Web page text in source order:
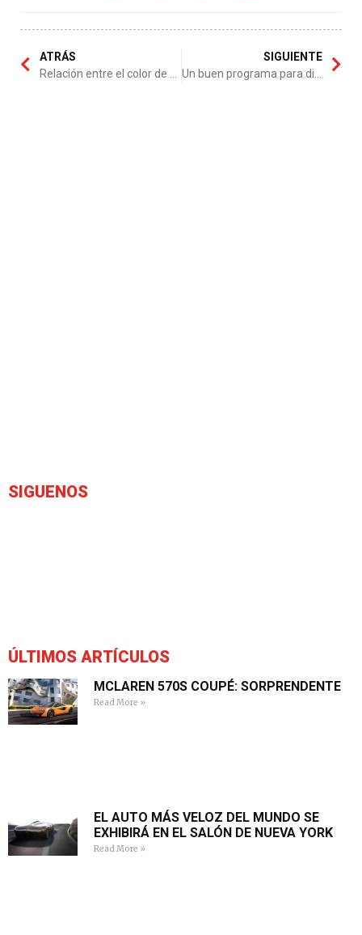
ATRÁS
SIGUIENTE
SIGUENOS
ÚLTIMOS ARTÍCULOS
MCLAREN 570S COUPÉ: SORPRENDENTE
Read More »
EL AUTO MÁS VELOZ DEL MUNDO SE
EXHIBIRÁ EN EL SALÓN DE NUEVA YORK
Read More »